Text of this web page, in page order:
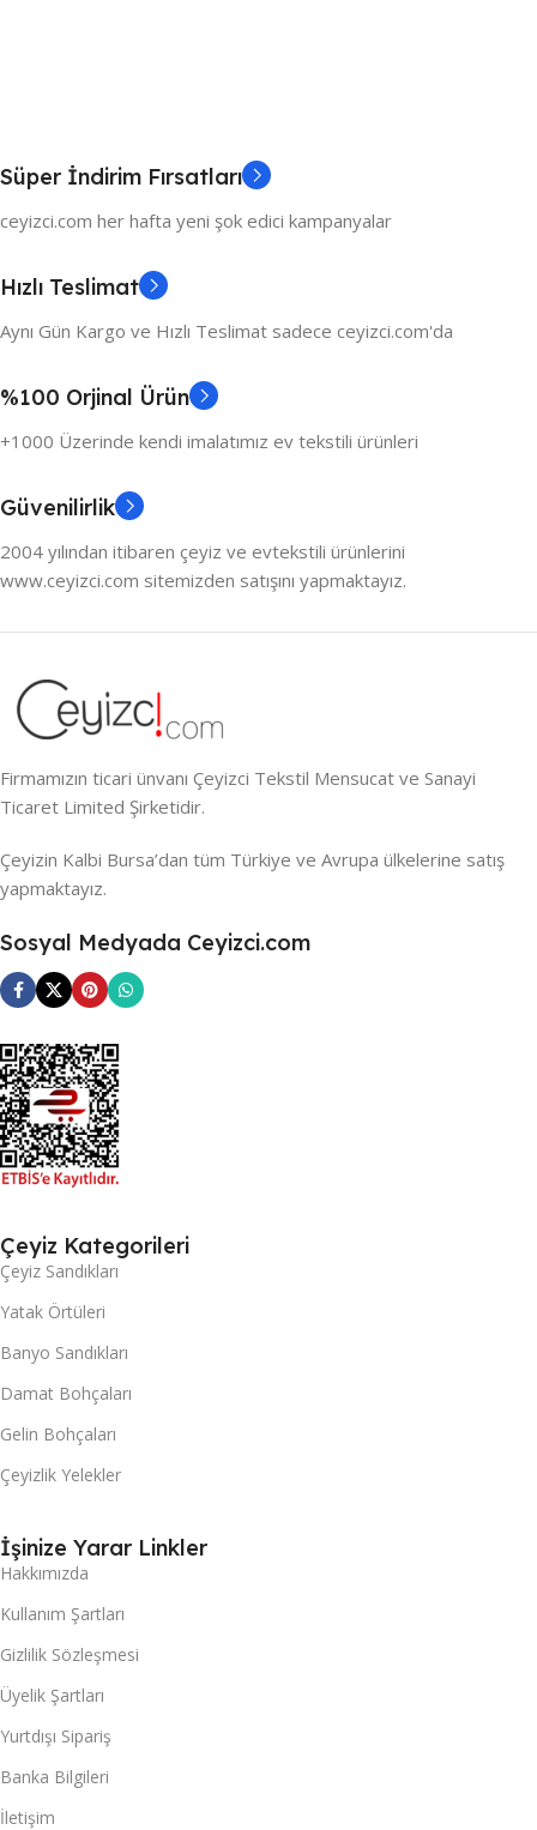
Süper İndirim Fırsatları
ceyizci.com her hafta yeni şok edici kampanyalar
Hızlı Teslimat
Aynı Gün Kargo ve Hızlı Teslimat sadece ceyizci.com'da
%100 Orjinal Ürün
+1000 Üzerinde kendi imalatımız ev tekstili ürünleri
Güvenilirlik
2004 yılından itibaren çeyiz ve evtekstili ürünlerini
www.ceyizci.com sitemizden satışını yapmaktayız.
Firmamızın ticari ünvanı Çeyizci Tekstil Mensucat ve Sanayi
Ticaret Limited Şirketidir.
Çeyizin Kalbi Bursa’dan tüm Türkiye ve Avrupa ülkelerine satış
yapmaktayız.
Sosyal Medyada Ceyizci.com
Çeyiz Kategorileri
Çeyiz Sandıkları
Yatak Örtüleri
Banyo Sandıkları
Damat Bohçaları
Gelin Bohçaları
Çeyizlik Yelekler
İşinize Yarar Linkler
Hakkımızda
Kullanım Şartları
Gizlilik Sözleşmesi
Üyelik Şartları
Yurtdışı Sipariş
Banka Bilgileri
İletişim